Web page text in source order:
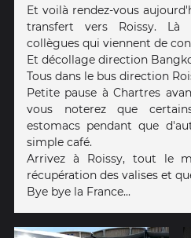
Et voilà rendez-vous
transfert vers Roissy. Là
collègues qui viennent de
Et décollage direction
Tous dans le bus direction
Petite pause à Chartres
vous noterez que
estomacs pendant que
simple café.
Arrivez à Roissy, tout le
récupération des valises et
Bye bye la France...